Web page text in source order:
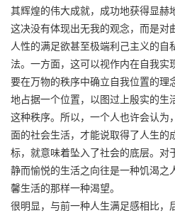
其辉煌的伟大成就，成功地获得显赫
这决没有体现出无我的观念，而是对
人性的满足欲甚至极端利己主义的自
法。一方面，这可以视作内在自我实
要在万物的秩序中确立自我位置的理
地占据一个位置，以图过上殷实的生
这种秩序。所以，一个人也许会认为
面的社会生活，才能说取得了人生的
标，就意味着坠入了社会的底层。对
静而愉悦的生活之向往是一种饥渴之
馨生活的那样一种渴望。
很明显，与前一种人生满足感相比，